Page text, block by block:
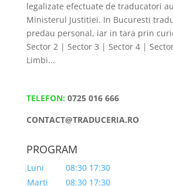
legalizate efectuate de traducatori
Ministerul Justitiei. In Bucuresti
predau personal, iar in tara prin
Sector 2 | Sector 3 | Sector 4 |
Limbi...
TELEFON: 0725 016 666
CONTACT@TRADUCERIA.RO
PROGRAM
Luni
08:30 17:30
Marti
08:30 17:30